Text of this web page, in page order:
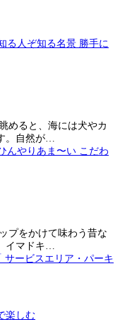
めると、海には犬やカ
。自然が…
プをかけて味わう昔な
イマドキ…
楽しむ